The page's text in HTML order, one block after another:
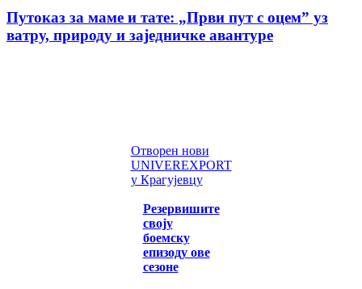
Путоказ за маме и тате: „Први пут с оцемˮ уз
ватру, природу и заједничке авантуре
Отворен нови
UNIVEREXPORT
у Крагујевцу
Резервишите
своју
боемску
епизоду ове
сезоне